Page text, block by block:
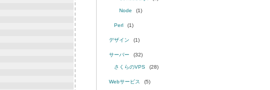
Node (1)
Perl (1)
デザイン (1)
サーバー (32)
さくらのVPS (28)
Webサービス (5)